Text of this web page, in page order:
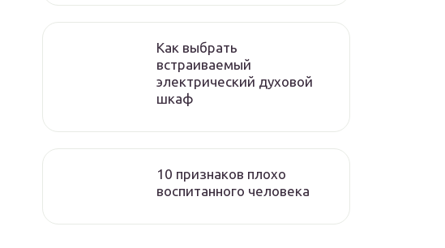
Как выбрать
встраиваемый
электрический духовой
шкаф
10 признаков плохо
воспитанного человека